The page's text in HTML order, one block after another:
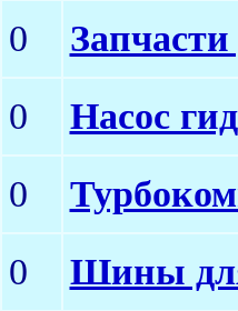
0
0 Насос
0
0 Шины